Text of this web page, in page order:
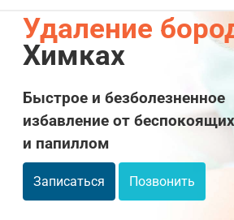
Удаление
Химках
Быстрое и безболезненное
избавление от
и папиллом
Записаться Позвонить